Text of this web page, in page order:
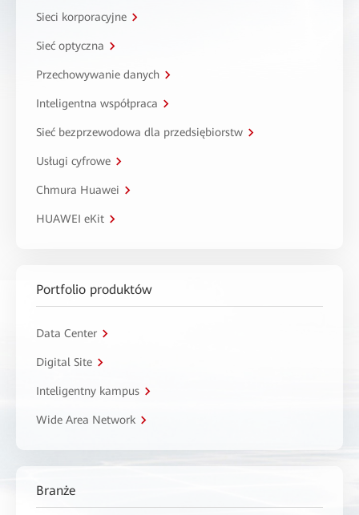
Sieci korporacyjne
Sieć optyczna
Przechowywanie danych
Inteligentna współpraca
Sieć bezprzewodowa dla przedsiębiorstw
Usługi cyfrowe
Chmura Huawei
HUAWEI eKit
Portfolio produktów
Data Center
Digital Site
Inteligentny kampus
Wide Area Network
Branże